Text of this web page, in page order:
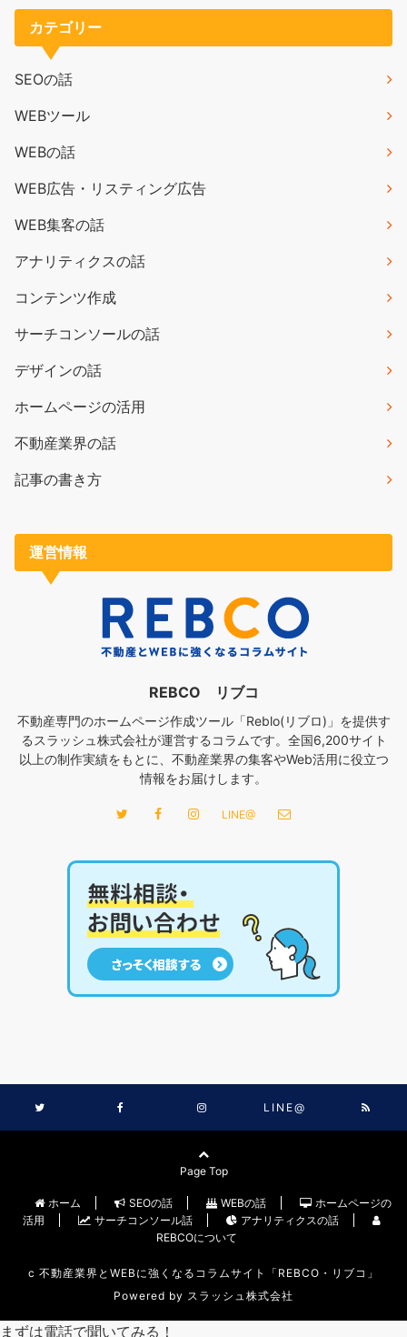
カテゴリー
SEOの話
WEBツール
WEBの話
WEB広告・リスティング広告
WEB集客の話
アナリティクスの話
コンテンツ作成
サーチコンソールの話
デザインの話
ホームページの活用
不動産業界の話
記事の書き方
運営情報
REBCO リブコ
不動産専門のホームページ作成ツール「Reblo(リブロ)」を提供す
るスラッシュ株式会社が運営するコラムです。全国6,200サイト
以上の制作実績をもとに、不動産業界の集客やWeb活用に役立つ
情報をお届けします。
LINE@
LINE@
Page Top
ホーム SEOの話 WEBの話
ホームページの
活用
サーチコンソール話
アナリティクスの話
REBCOについて
c 不動産業界とWEBに強くなるコラムサイト「REBCO・リブコ」
Powered by スラッシュ株式会社
まずは電話で聞いてみる！